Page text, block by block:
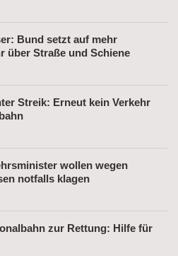
Bund setzt auf mehr
über Straße und Schiene
Streik: Erneut kein Verkehr
wollen wegen
notfalls klagen
zur Rettung: Hilfe für